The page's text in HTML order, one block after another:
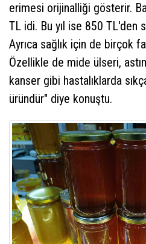
erimesi orijinalliği gösterir.
TL idi. Bu yıl ise 850 TL'den
Ayrıca sağlık için de birçok
Özellikle de mide ülseri,
kanser gibi hastalıklarda
üründür" diye konuştu.